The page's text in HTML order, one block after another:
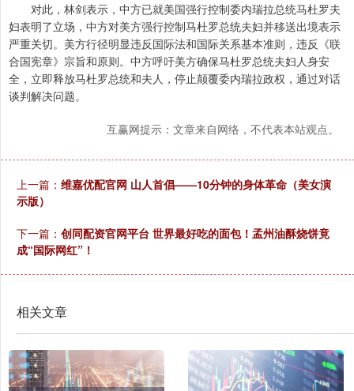
对此，林剑表示，中方已就美国强行控制委内瑞拉总统马杜罗夫
妇表明了立场，中方对美方强行控制马杜罗总统夫妇并移送出境表示
严重关切。美方行径明显违反国际法和国际关系基本准则，违反《联
合国宪章》宗旨和原则。中方呼吁美方确保马杜罗总统夫妇人身安
全，立即释放马杜罗总统和夫人，停止颠覆委内瑞拉政权，通过对话
谈判解决问题。
互赢网提示：文章来自网络，不代表本站观点。
上一篇： 维嘉优配官网 山人首倡——10分钟的身体革命（美女演
示版）
下一篇： 创同配资官网平台 世界最好吃的面包！孟州油酥烧饼竟
成“国际网红”！
相关文章